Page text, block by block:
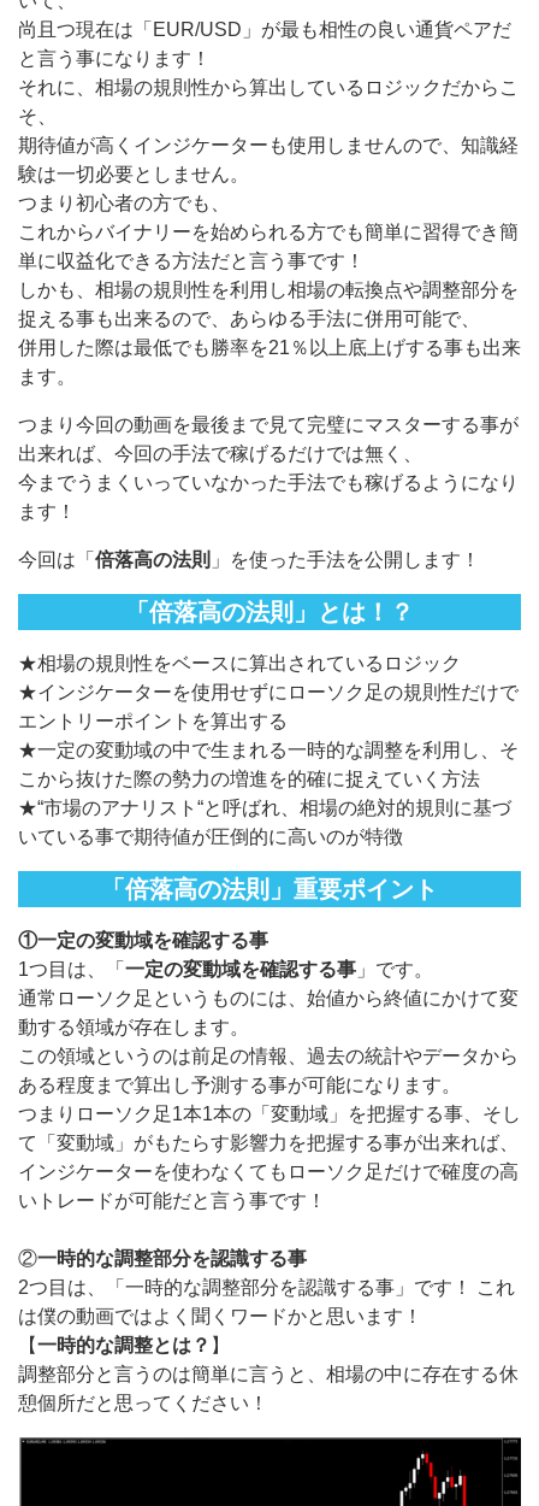
尚且つ現在は「EUR/USD」が最も相性の良い通貨ペアだ
と言う事になります！
それに、相場の規則性から算出しているロジックだからこ
そ、
期待値が高くインジケーターも使用しませんので、知識経
験は一切必要としません。
つまり初心者の方でも、
これからバイナリーを始められる方でも簡単に習得でき簡
単に収益化できる方法だと言う事です！
しかも、相場の規則性を利用し相場の転換点や調整部分を
捉える事も出来るので、あらゆる手法に併用可能で、
併用した際は最低でも勝率を21％以上底上げする事も出来
ます。
つまり今回の動画を最後まで見て完璧にマスターする事が
出来れば、今回の手法で稼げるだけでは無く、
今までうまくいっていなかった手法でも稼げるようになり
ます！
今回は「 倍落高の法則 」を使った手法を公開します！
「倍落高の法則」とは！？
★相場の規則性をベースに算出されているロジック
★インジケーターを使用せずにローソク足の規則性だけで
エントリーポイントを算出する
★一定の変動域の中で生まれる一時的な調整を利用し、そ
こから抜けた際の勢力の増進を的確に捉えていく方法
★“市場のアナリスト“と呼ばれ、相場の絶対的規則に基づ
いている事で期待値が圧倒的に高いのが特徴
「倍落高の法則」重要ポイント
①一定の変動域を確認する事
1つ目は、「 一定の変動域を確認する事 」です。
通常ローソク足というものには、始値から終値にかけて変
動する領域が存在します。
この領域というのは前足の情報、過去の統計やデータから
ある程度まで算出し予測する事が可能になります。
つまりローソク足1本1本の「変動域」を把握する事、そし
て「変動域」がもたらす影響力を把握する事が出来れば、
インジケーターを使わなくてもローソク足だけで確度の高
いトレードが可能だと言う事です！
②一時的な調整部分を認識する事
2つ目は、「一時的な調整部分を認識する事」です！ これ
は僕の動画ではよく聞くワードかと思います！
【一時的な調整とは？ 】
調整部分と言うのは簡単に言うと、相場の中に存在する休
憩個所だと思ってください！